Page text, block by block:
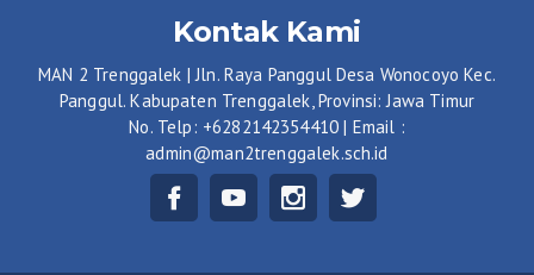
Kontak Kami
MAN 2 Trenggalek | Jln. Raya Panggul Desa Wonocoyo Kec.
Panggul. Kabupaten Trenggalek, Provinsi: Jawa Timur
No. Telp: +6282142354410 | Email :
admin@man2trenggalek.sch.id